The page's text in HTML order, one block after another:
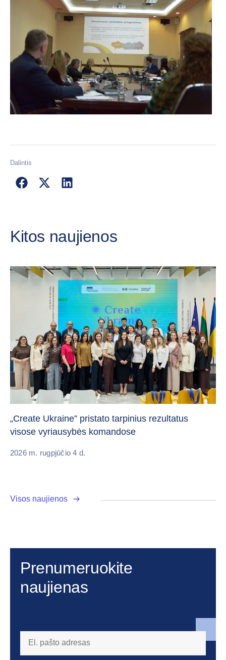
Dalintis
Kitos naujienos
„Create Ukraine” pristato tarpinius rezultatus
visose vyriausybės komandose
2026 m. rugpjūčio 4 d.
Visos naujienos
Prenumeruokite
naujienas